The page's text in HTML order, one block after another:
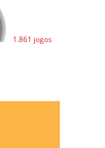
1.861 jogos